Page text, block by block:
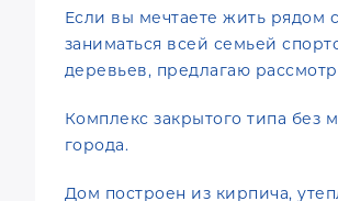
Если вы мечтаете жить рядом
заниматься всей семьей
деревьев, предлагаю
Комплекс закрытого типа без
города.
Дом построен из кирпича,